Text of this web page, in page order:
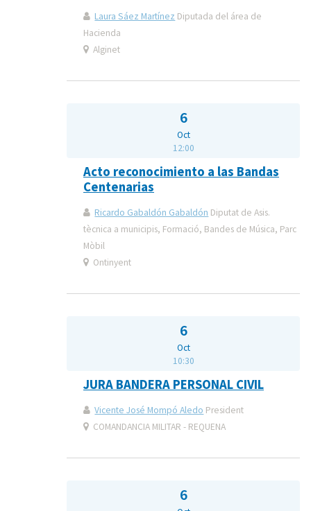
Laura Sáez Martínez Diputada del área de
Hacienda
Alginet
6
Oct
12:00
Acto reconocimiento a las Bandas
Centenarias
Ricardo Gabaldón Gabaldón Diputat de Asis.
tècnica a municipis, Formació, Bandes de Música, Parc
Mòbil
Ontinyent
6
Oct
10:30
JURA BANDERA PERSONAL CIVIL
Vicente José Mompó Aledo President
COMANDANCIA MILITAR - REQUENA
6